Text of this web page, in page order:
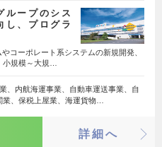
ループのシス
し、プログラ
コーポレート系システムの新規開発、
規模～大規…
、内航海運事業、自動車運送事業、自
、保税上屋業、海運貨物…
詳細へ